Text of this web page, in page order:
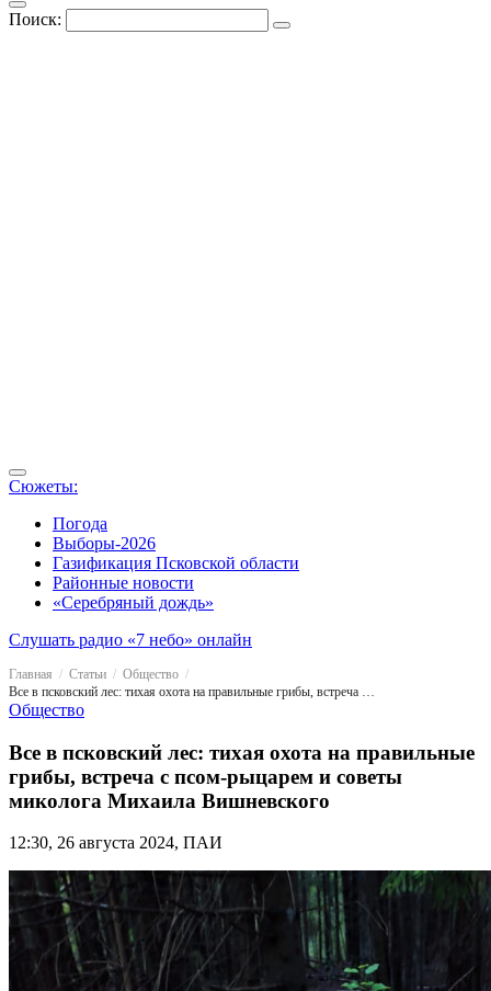
Поиск:
Сюжеты:
Погода
Выборы-2026
Газификация Псковской области
Районные новости
«Серебряный дождь»
Слушать радио «7 небо» онлайн
Главная Статьи
Общество
Все в псковский лес: тихая охота на правильные грибы, встреча с псом-рыцарем и советы миколога Михаила Вишневского
Общество
Все в псковский лес: тихая охота на правильные
грибы, встреча с псом-рыцарем и советы
миколога Михаила Вишневского
12:30, 26 августа 2024, ПАИ